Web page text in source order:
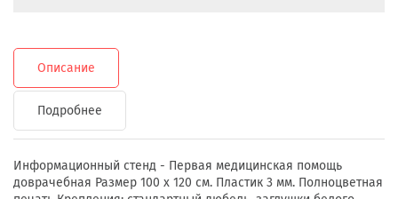
Описание
Подробнее
Информационный стенд - Первая медицинская помощь
доврачебная Размер 100 х 120 см. Пластик 3 мм. Полноцветная